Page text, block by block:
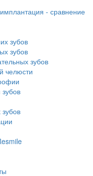
- сравнение
зубов
зубов
зубов
челюсти